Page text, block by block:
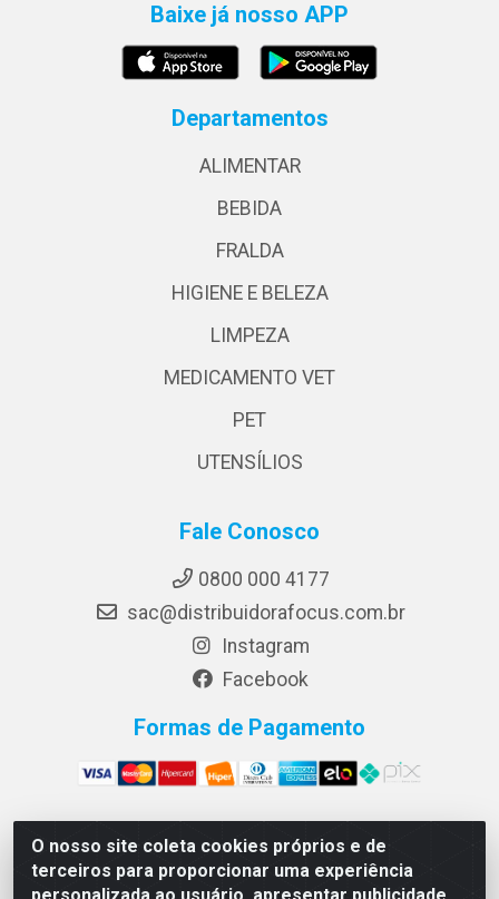
O nosso site coleta cookies próprios e de
terceiros para proporcionar uma experiência
Baixe já nosso APP
Departamentos
ALIMENTAR
BEBIDA
FRALDA
HIGIENE E BELEZA
LIMPEZA
MEDICAMENTO VET
PET
UTENSÍLIOS
Fale Conosco
0800 000 4177
sac@distribuidorafocus.com.br
Instagram
Facebook
Formas de Pagamento
Focus Distribuidora LTDA - Rua Republica Eslovaca, 1121 -
Muribeca, Jaboatão dos Guararapes/PE - CEP 54350-195 -